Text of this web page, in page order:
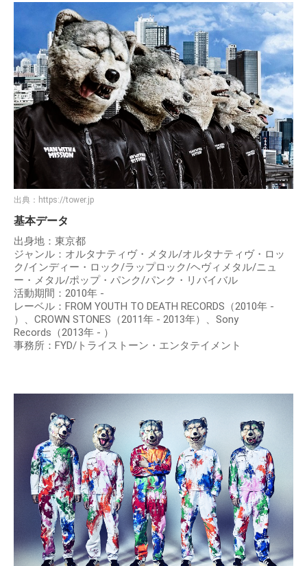
出典： https://tower.jp
基本データ
出身地：東京都
ジャンル：オルタナティヴ・メタル/オルタナティヴ・ロッ
ク/インディー・ロック/ラップロック/ヘヴィメタル/ニュ
ー・メタル/ポップ・パンク/パンク・リバイバル
活動期間：2010年 -
レーベル：FROM YOUTH TO DEATH RECORDS（2010年 -
）、CROWN STONES（2011年 - 2013年）、Sony
Records（2013年 - ）
事務所：FYD/トライストーン・エンタテイメント